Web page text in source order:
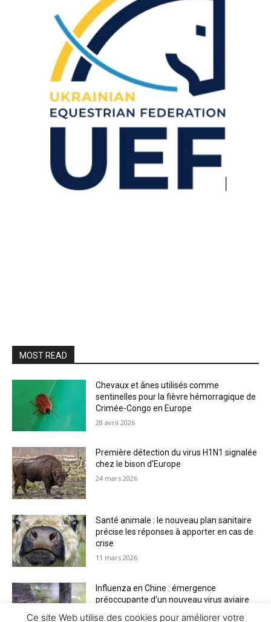
MOST READ
Chevaux et ânes utilisés comme
sentinelles pour la fièvre hémorragique de
Crimée-Congo en Europe
28 avril 2026
Première détection du virus H1N1 signalée
chez le bison d’Europe
24 mars 2026
Santé animale : le nouveau plan sanitaire
précise les réponses à apporter en cas de
crise
11 mars 2026
Influenza en Chine : émergence
préoccupante d’un nouveau virus aviaire
Ce site Web utilise des cookies pour améliorer votre